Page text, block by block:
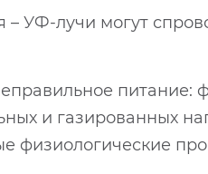
– УФ-лучи могут
питание:
и газированных
физиологические